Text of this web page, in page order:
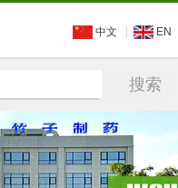
中文 EN